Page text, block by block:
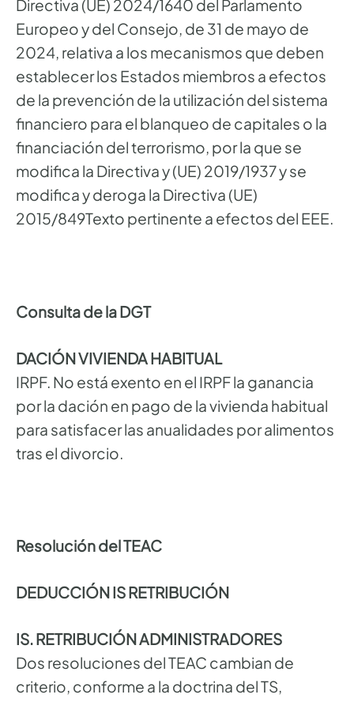
Directiva (UE) 2024/1640 del Parlamento
Europeo y del Consejo, de 31 de mayo de
2024, relativa a los mecanismos que deben
establecer los Estados miembros a efectos
de la prevención de la utilización del sistema
financiero para el blanqueo de capitales o la
financiación del terrorismo, por la que se
modifica la Directiva y (UE) 2019/1937 y se
modifica y deroga la Directiva (UE)
2015/849Texto pertinente a efectos del EEE.
Consulta de la DGT
DACIÓN VIVIENDA HABITUAL
IRPF. No está exento en el IRPF la ganancia
por la dación en pago de la vivienda habitual
para satisfacer las anualidades por alimentos
tras el divorcio.
Resolución del TEAC
DEDUCCIÓN IS RETRIBUCIÓN
IS. RETRIBUCIÓN ADMINISTRADORES
Dos resoluciones del TEAC cambian de
criterio, conforme a la doctrina del TS,